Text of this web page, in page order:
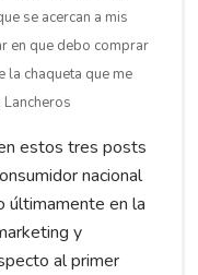
se acercan a mis
en que debo comprar
la chaqueta que me
Lancheros
estos tres posts
nacional
últimamente en la
y
al primer